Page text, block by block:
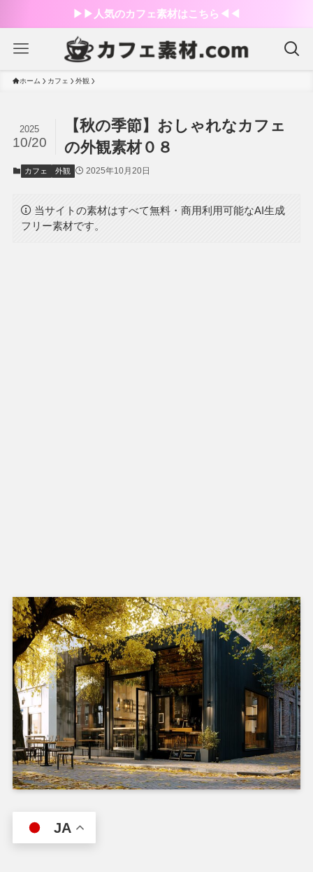
▶︎▶︎人気のカフェ素材はこちら◀︎◀︎
ホーム カフェ 外観
【秋の季節】おしゃれなカフェ
の外観素材０８
2025
10/20
カフェ 外観 2025年10月20日
当サイトの素材はすべて無料・商用利用可能なAI生成
フリー素材です。
JA